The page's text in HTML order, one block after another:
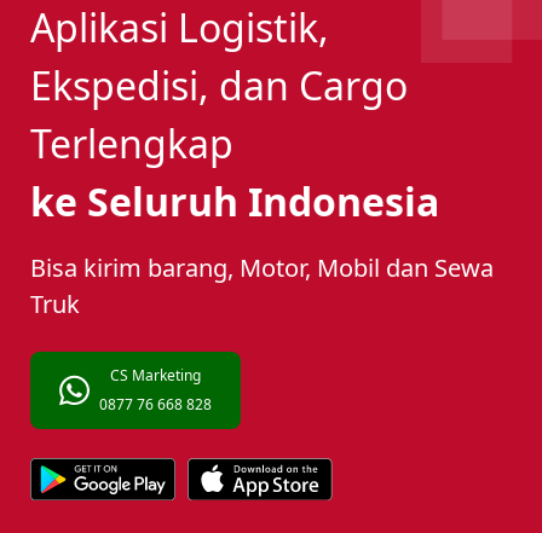
Aplikasi Logistik,
Ekspedisi, dan Cargo
Terlengkap
ke Seluruh Indonesia
Bisa kirim barang, Motor, Mobil dan Sewa
Truk
CS Marketing
0877 76 668 828